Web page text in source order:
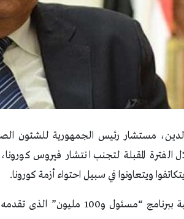
مستشار رئيس الجمهورية للشئون
الفترة المقبلة لتجنب انتشار فيروس
ويتعاونوا في سبيل احتواء أزمة كورونا.
وقال خلال مداخله هاتفية